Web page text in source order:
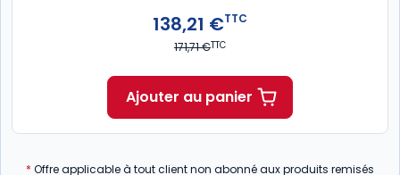
138,21 €TTC
171,71 €TTC
Ajouter au panier
* Offre applicable à tout client non abonné aux produits remisés